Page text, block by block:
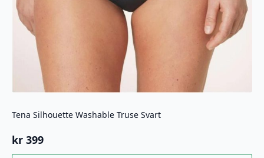
Tena Silhouette Washable Truse Svart
kr 399